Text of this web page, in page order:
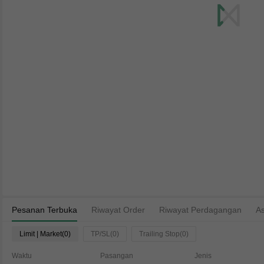
Pesanan Terbuka Riwayat Order Riwayat Perdagangan
Limit | Market(0) TP/SL(0) Trailing Stop(0)
Waktu Pasangan Jenis